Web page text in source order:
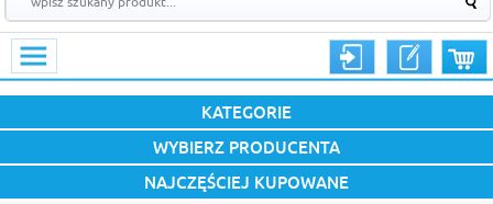
KATEGORIE
WYBIERZ PRODUCENTA
NAJCZĘŚCIEJ KUPOWANE